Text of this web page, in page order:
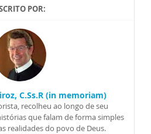
POR:
C.Ss.R (in memoriam)
recolheu ao longo de seu
que falam de forma simples
realidades do povo de Deus.